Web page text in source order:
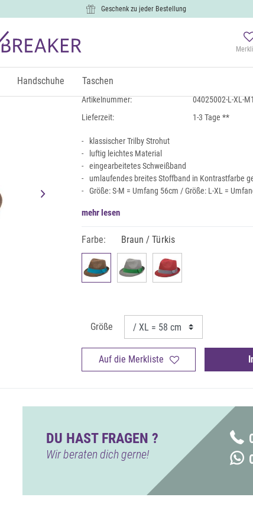
Geschenk zu jeder Bestellung
Handschuhe Taschen
Trilby Hut mit farbigem
15,99 €
Artikelnummer:
04025002-L-XL-
Lieferzeit:
1-3 Tage **
klassischer Trilby Strohut
luftig leichtes Material
eingearbeitetes Schweißband
umlaufendes breites Stoffband in Kontrastfarbe
Größe: S-M = Umfang 56cm / Größe: L-XL =
mehr lesen
Farbe: Braun / Türkis
Größe
Auf die Merkliste
DU HAST FRAGEN ?
Wir beraten dich gerne!